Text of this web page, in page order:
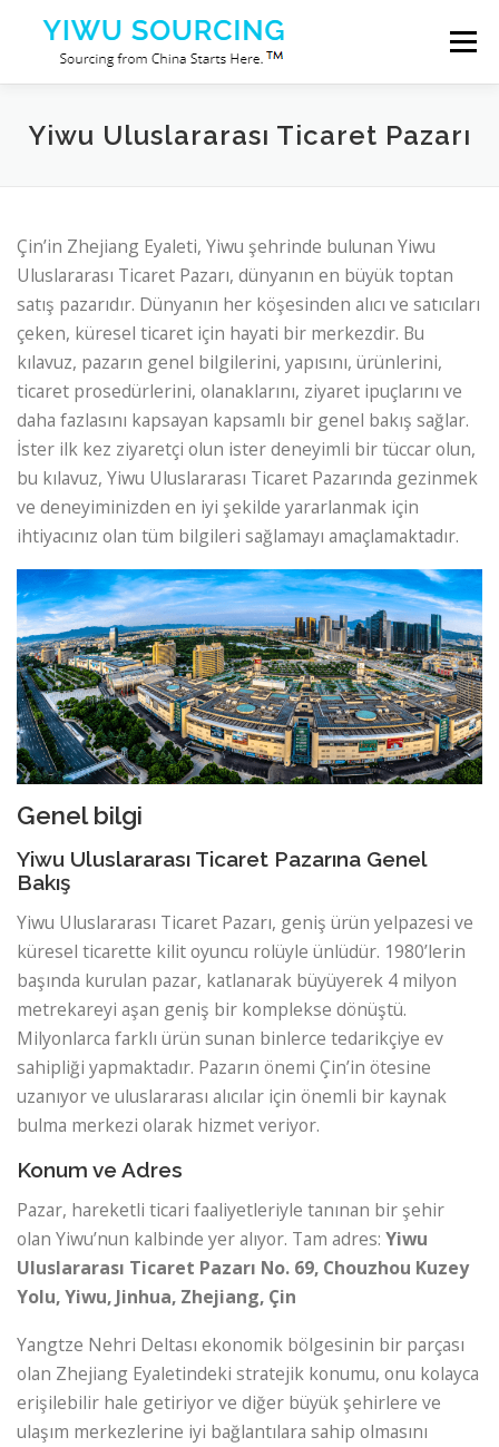
İçeriğe geç
Menü
Hizmetler Türük Şehri Blog Hakkımızda
Yiwu Uluslararası Ticaret Pazarı
Çin’in Zhejiang Eyaleti, Yiwu şehrinde bulunan Yiwu
Uluslararası Ticaret Pazarı, dünyanın en büyük toptan
satış pazarıdır. Dünyanın her köşesinden alıcı ve satıcıları
çeken, küresel ticaret için hayati bir merkezdir. Bu
kılavuz, pazarın genel bilgilerini, yapısını, ürünlerini,
ticaret prosedürlerini, olanaklarını, ziyaret ipuçlarını ve
daha fazlasını kapsayan kapsamlı bir genel bakış sağlar.
İster ilk kez ziyaretçi olun ister deneyimli bir tüccar olun,
bu kılavuz, Yiwu Uluslararası Ticaret Pazarında gezinmek
ve deneyiminizden en iyi şekilde yararlanmak için
ihtiyacınız olan tüm bilgileri sağlamayı amaçlamaktadır.
Genel bilgi
Yiwu Uluslararası Ticaret Pazarına Genel
Bakış
Yiwu Uluslararası Ticaret Pazarı, geniş ürün yelpazesi ve
küresel ticarette kilit oyuncu rolüyle ünlüdür. 1980’lerin
başında kurulan pazar, katlanarak büyüyerek 4 milyon
metrekareyi aşan geniş bir komplekse dönüştü.
Milyonlarca farklı ürün sunan binlerce tedarikçiye ev
sahipliği yapmaktadır. Pazarın önemi Çin’in ötesine
uzanıyor ve uluslararası alıcılar için önemli bir kaynak
bulma merkezi olarak hizmet veriyor.
Konum ve Adres
Pazar, hareketli ticari faaliyetleriyle tanınan bir şehir
olan Yiwu’nun kalbinde yer alıyor. Tam adres: Yiwu
Uluslararası Ticaret Pazarı No. 69, Chouzhou Kuzey
Yolu, Yiwu, Jinhua, Zhejiang, Çin
Yangtze Nehri Deltası ekonomik bölgesinin bir parçası
olan Zhejiang Eyaletindeki stratejik konumu, onu kolayca
erişilebilir hale getiriyor ve diğer büyük şehirlere ve
ulaşım merkezlerine iyi bağlantılara sahip olmasını